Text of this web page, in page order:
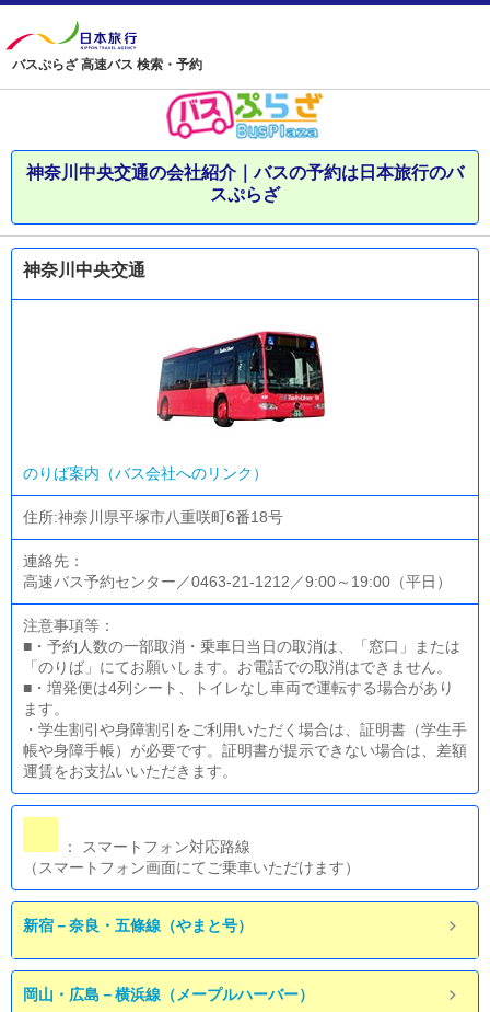
バスぷらざ 高速バス 検索・予約
神奈川中央交通の会社紹介｜バスの予約は日本旅行のバ
スぷらざ
神奈川中央交通
のりば案内（バス会社へのリンク）
住所:神奈川県平塚市八重咲町6番18号
連絡先：
高速バス予約センター／0463-21-1212／9:00～19:00（平日）
注意事項等：
■・予約人数の一部取消・乗車日当日の取消は、「窓口」または
「のりば」にてお願いします。お電話での取消はできません。
■・増発便は4列シート、トイレなし車両で運転する場合があり
ます。
・学生割引や身障割引をご利用いただく場合は、証明書（学生手
帳や身障手帳）が必要です。証明書が提示できない場合は、差額
運賃をお支払いいただきます。
： スマートフォン対応路線
（スマートフォン画面にてご乗車いただけます）
新宿－奈良・五條線（やまと号）
岡山・広島－横浜線（メープルハーバー）